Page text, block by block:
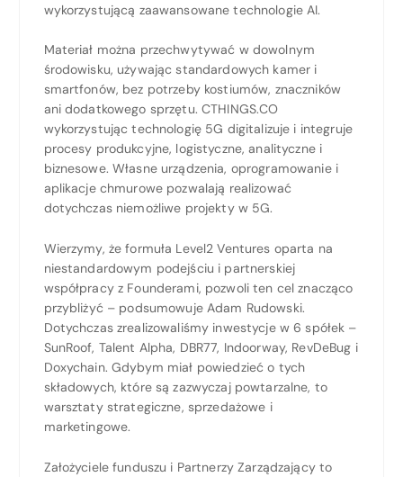
wykorzystującą zaawansowane technologie AI.
Materiał można przechwytywać w dowolnym
środowisku, używając standardowych kamer i
smartfonów, bez potrzeby kostiumów, znaczników
ani dodatkowego sprzętu. CTHINGS.CO
wykorzystując technologię 5G digitalizuje i integruje
procesy produkcyjne, logistyczne, analityczne i
biznesowe. Własne urządzenia, oprogramowanie i
aplikacje chmurowe pozwalają realizować
dotychczas niemożliwe projekty w 5G.
Wierzymy, że formuła Level2 Ventures oparta na
niestandardowym podejściu i partnerskiej
współpracy z Founderami, pozwoli ten cel znacząco
przybliżyć – podsumowuje Adam Rudowski.
Dotychczas zrealizowaliśmy inwestycje w 6 spółek –
SunRoof, Talent Alpha, DBR77, Indoorway, RevDeBug i
Doxychain. Gdybym miał powiedzieć o tych
składowych, które są zazwyczaj powtarzalne, to
warsztaty strategiczne, sprzedażowe i
marketingowe.
Założyciele funduszu i Partnerzy Zarządzający to